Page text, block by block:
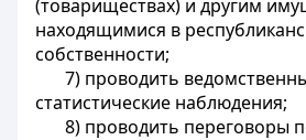
(товариществах) и другим
находящимися в
собственности;
7) проводить
статистические наблюдения;
8) проводить переговоры